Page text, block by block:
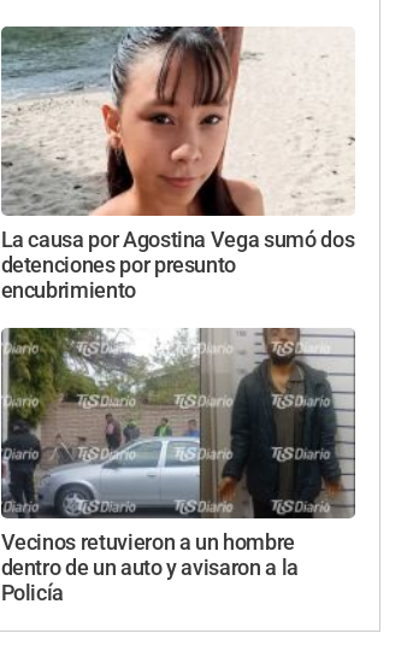
La causa por Agostina Vega sumó dos
detenciones por presunto
encubrimiento
Vecinos retuvieron a un hombre
dentro de un auto y avisaron a la
Policía